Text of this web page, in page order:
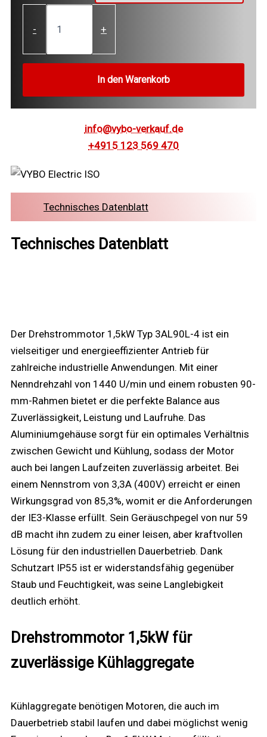
-
Drehstrommotor
kW
+
In den Warenkorb
info@vybo-verkauf.de
+4915 123 569 470
Technisches Datenblatt
Technisches Datenblatt
Der Drehstrommotor 1,5kW Typ 3AL90L-4 ist ein
vielseitiger und energieeffizienter Antrieb für
zahlreiche industrielle Anwendungen. Mit einer
Nenndrehzahl von 1440 U/min und einem robusten 90-
mm-Rahmen bietet er die perfekte Balance aus
Zuverlässigkeit, Leistung und Laufruhe. Das
Aluminiumgehäuse sorgt für ein optimales Verhältnis
zwischen Gewicht und Kühlung, sodass der Motor
auch bei langen Laufzeiten zuverlässig arbeitet. Bei
einem Nennstrom von 3,3A (400V) erreicht er einen
Wirkungsgrad von 85,3%, womit er die Anforderungen
der IE3-Klasse erfüllt. Sein Geräuschpegel von nur 59
dB macht ihn zudem zu einer leisen, aber kraftvollen
Lösung für den industriellen Dauerbetrieb. Dank
Schutzart IP55 ist er widerstandsfähig gegenüber
Staub und Feuchtigkeit, was seine Langlebigkeit
deutlich erhöht.
Drehstrommotor 1,5kW für
zuverlässige Kühlaggregate
Kühlaggregate benötigen Motoren, die auch im
Dauerbetrieb stabil laufen und dabei möglichst wenig